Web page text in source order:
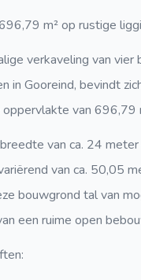
m² op rustige
verkaveling van vier
in Gooreind, bevindt
van 696,79
van ca. 24 meter
van ca. 50,05
bouwgrond tal van
een ruime open